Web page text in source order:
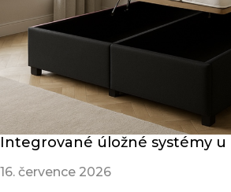
Integrované úložné systémy
16. července 2026